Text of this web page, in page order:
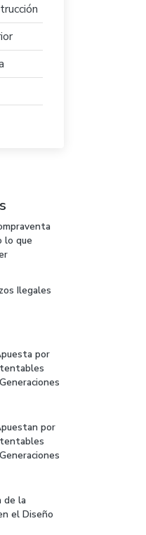
lo que
Ilegales
por
por
de la
el Diseño